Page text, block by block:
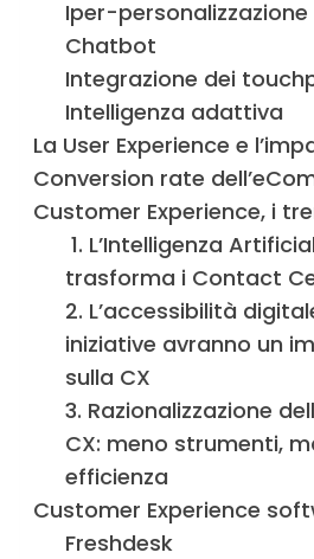
Iper-personalizzazione
Chatbot
Integrazione dei
Intelligenza adattiva
La User Experience e
Conversion rate
Customer Experience, i
1. L’Intelligenza
trasforma i Contact
2. L’accessibilità
iniziative avranno un
sulla CX
3. Razionalizzazione
CX: meno strumenti,
efficienza
Customer Experience
Freshdesk